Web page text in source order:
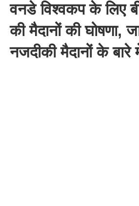
वनडे विश्वकप के लिए
की मैदानों की घोषणा,
नजदीकी मैदानों के बारे